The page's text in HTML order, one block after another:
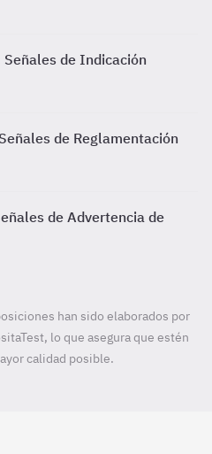
de Indicación
de Reglamentación
de Advertencia de
han sido elaborados por
lo que asegura que estén
calidad posible.